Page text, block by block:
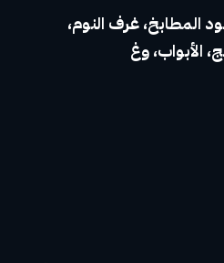
المطابخ، غرف النوم،
وغرف المعيشة